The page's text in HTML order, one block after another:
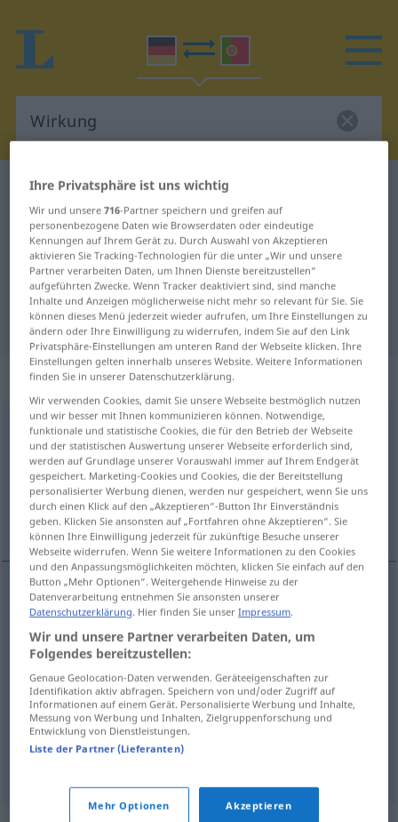
Deutsch-Portugiesisch Wörterbuch
Deutsch-Portugiesisch
Übersetzung für "Wirkung"
"Wirkung" Portugiesisch
Übersetzung
„Wirkung“: Femininum
Wirkung [ˈvɪrkʊŋ]f
Übersicht aller Übersetzungen
(Für mehr Details die Übersetzung anklicken/antippen)
efeito, acção, resultado, impressão
efeitom Wirkung
a(c)çãof Wirkung
resultadom Wirkung (≈ Ergebnis)
impressãof Wirkung (≈ Eindruck)
Ihre Privatsphäre ist uns wichtig
Wir und unsere716-Partner speichern und greifen auf
personenbezogene Daten wie Browserdaten oder eindeutige
Kennungen auf Ihrem Gerät zu. Durch Auswahl von Akzeptieren
aktivieren Sie Tracking-Technologien für die unter „Wir und unsere
Partner verarbeiten Daten, um Ihnen Dienste bereitzustellen“
aufgeführten Zwecke. Wenn Tracker deaktiviert sind, sind manche
Inhalte und Anzeigen möglicherweise nicht mehr so relevant für Sie. Sie
können dieses Menü jederzeit wieder aufrufen, um Ihre Einstellungen zu
ändern oder Ihre Einwilligung zu widerrufen, indem Sie auf den Link
Privatsphäre-Einstellungen am unteren Rand der Webseite klicken. Ihre
Einstellungen gelten innerhalb unseres Website. Weitere Informationen
finden Sie in unserer Datenschutzerklärung.
Wir verwenden Cookies, damit Sie unsere Webseite bestmöglich nutzen
und wir besser mit Ihnen kommunizieren können. Notwendige,
funktionale und statistische Cookies, die für den Betrieb der Webseite
und der statistischen Auswertung unserer Webseite erforderlich sind,
werden auf Grundlage unserer Vorauswahl immer auf Ihrem Endgerät
gespeichert. Marketing-Cookies und Cookies, die der Bereitstellung
personalisierter Werbung dienen, werden nur gespeichert, wenn Sie uns
durch einen Klick auf den „Akzeptieren“-Button Ihr Einverständnis
geben. Klicken Sie ansonsten auf „Fortfahren ohne Akzeptieren“. Sie
können Ihre Einwilligung jederzeit für zukünftige Besuche unserer
Webseite widerrufen. Wenn Sie weitere Informationen zu den Cookies
und den Anpassungsmöglichkeiten möchten, klicken Sie einfach auf den
Button „Mehr Optionen“. Weitergehende Hinweise zu der
Datenverarbeitung entnehmen Sie ansonsten unserer
Datenschutzerklärung. Hier finden Sie unserImpressum.
Wir und unsere Partner verarbeiten Daten, um
Folgendes bereitzustellen:
Genaue Geolocation-Daten verwenden. Geräteeigenschaften zur
Identifikation aktiv abfragen. Speichern von und/oder Zugriff auf
Informationen auf einem Gerät. Personalisierte Werbung und Inhalte,
Messung von Werbung und Inhalten, Zielgruppenforschung und
Entwicklung von Dienstleistungen.
Liste der Partner (Lieferanten)
Mehr Optionen Akzeptieren